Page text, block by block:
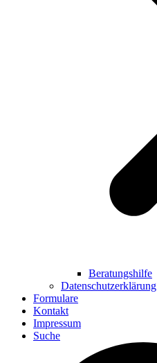
Beratungshilfe
Datenschutzerklärung
Formulare
Kontakt
Impressum
Suche